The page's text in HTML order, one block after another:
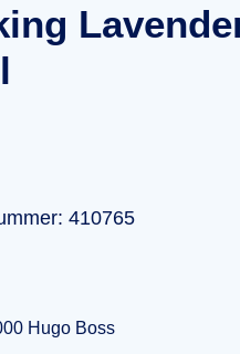
410765
Hugo Boss